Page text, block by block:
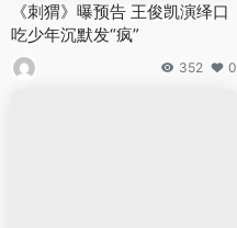
《刺猬》曝预告 王俊凯演绎口
吃少年沉默发“疯”
352 0